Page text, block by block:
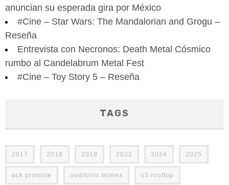
anuncian su esperada gira por México
#Cine – Star Wars: The Mandalorian and Grogu –
Reseña
Entrevista con Necronos: Death Metal Cósmico
rumbo al Candelabrum Metal Fest
#Cine – Toy Story 5 – Reseña
TAGS
2017 2018 2019 2022 2024 2025
ack promote auditorio telmex c3 rooftop